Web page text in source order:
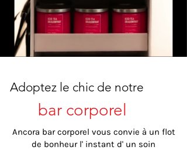
Adoptez le chic de notre
bar corporel
Ancora bar corporel vous convie à un flot
de bonheur l' instant d' un soin